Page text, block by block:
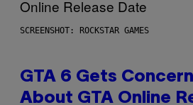
SCREENSHOT: ROCKSTAR GAMES
GTA 6 Gets
About GTA Online